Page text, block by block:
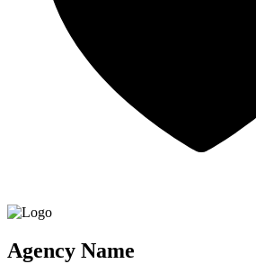
Agency Name